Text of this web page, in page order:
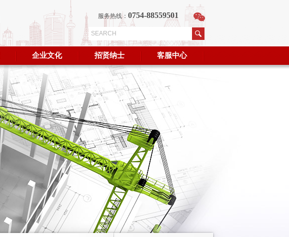
企业文化 招贤纳士 客服中心
服务热线： 0754-88559501